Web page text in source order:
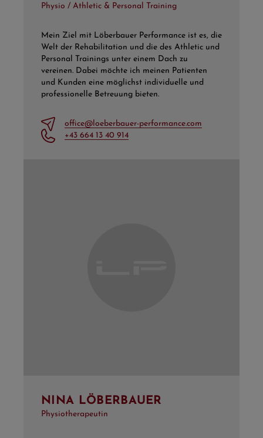
Physio / Athletic & Personal Training
Mein Ziel mit Löberbauer Performance ist es, die
Welt der Rehabilitation und die des Athletic und
Personal Trainings unter einem Dach zu
vereinen. Dabei möchte ich meinen Patienten
und Kunden eine möglichst individuelle und
professionelle Betreuung bieten.
office@loeberbauer-performance.com
+43 664 13 40 914
NINA LÖBERBAUER
Physiotherapeutin